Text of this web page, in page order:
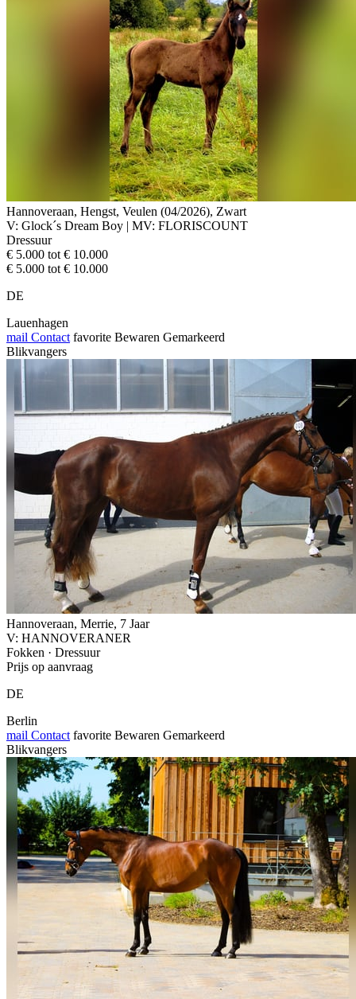
Hannoveraan, Hengst, Veulen (04/2026), Zwart
V: Glock´s Dream Boy | MV: FLORISCOUNT
Dressuur
€ 5.000 tot € 10.000
€ 5.000 tot € 10.000
DE
Lauenhagen
mail Contact favorite Bewaren Gemarkeerd
Blikvangers
Hannoveraan, Merrie, 7 Jaar
V: HANNOVERANER
Fokken · Dressuur
Prijs op aanvraag
DE
Berlin
mail Contact favorite Bewaren Gemarkeerd
Blikvangers